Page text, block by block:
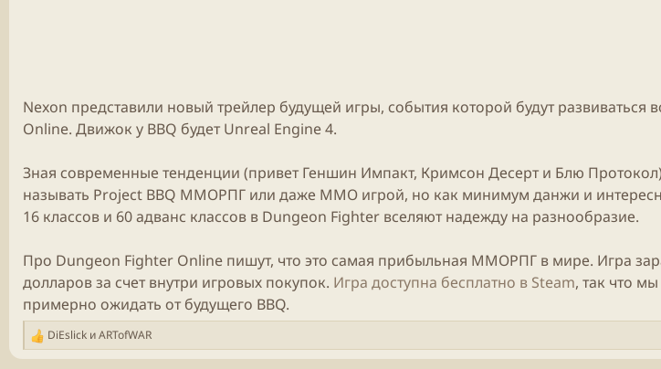
Nexon представили новый трейлер будущей игры, события которой будут
Online. Движок у BBQ будет Unreal Engine 4.
Зная современные тенденции (привет Геншин Импакт, Кримсон Десерт и Блю
называть Project BBQ ММОРПГ или даже ММО игрой, но как минимум данжи и
16 классов и 60 адванс классов в Dungeon Fighter вселяют надежду на разнообразие.
Про Dungeon Fighter Online пишут, что это самая прибыльная ММОРПГ в мире. Игра
долларов за счет внутри игровых покупок. Игра доступна бесплатно в Steam, так что
примерно ожидать от будущего BBQ.
Р
е
DiEslick иARTofWAR